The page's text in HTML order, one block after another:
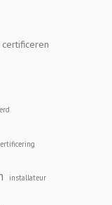
certificeren
installateur